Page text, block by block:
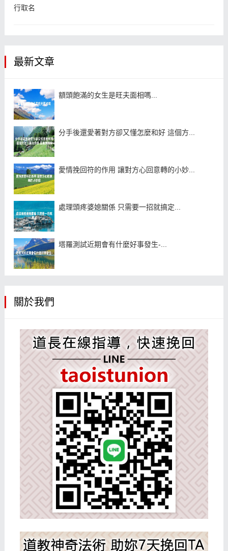
行取名
最新文章
額頭飽滿的女生是旺夫面相嗎...
分手後還愛著對方卻又懂怎麼和好 這個方...
愛情挽回符的作用 讓對方心回意轉的小妙...
處理頭疼婆媳關係 只需要一招就搞定...
塔羅測試近期會有什麼好事發生-...
關於我們